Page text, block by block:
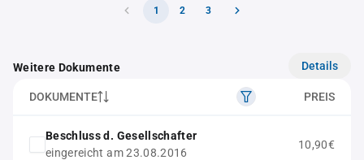
1 2 3
Weitere Dokumente Details
DOKUMENTE PREIS
Beschluss d. Gesellschafter
eingereicht am 23.08.2016
10,90€